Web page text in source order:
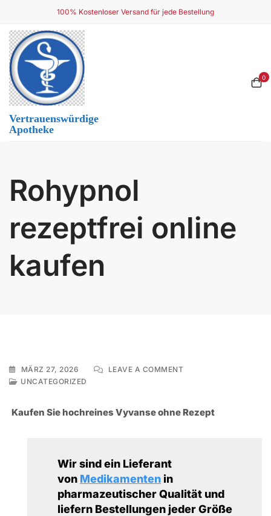
content
100% Kostenloser Versand für jede Bestellung
Vertrauenswürdige
Apotheke
0
Rohypnol
rezeptfrei online
kaufen
MÄRZ 27, 2026 LEAVE A COMMENTON
KAUFEN
UNCATEGORIZED
Kaufen Sie hochreines Vyvanse ohne Rezept
Wir sind ein Lieferant
von Medikamenten in
pharmazeutischer Qualität und
liefern Bestellungen jeder Größe